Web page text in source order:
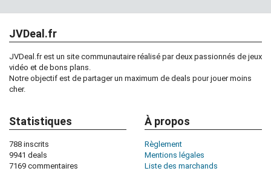
JVDeal.fr
JVDeal.fr est un site communautaire réalisé par deux passionnés de jeux
vidéo et de bons plans.
Notre objectif est de partager un maximum de deals pour jouer moins
cher.
Statistiques
788 inscrits
9941 deals
7169 commentaires
À propos
Règlement
Mentions légales
Liste des marchands